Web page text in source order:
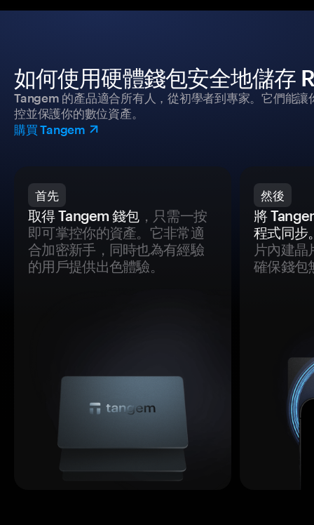
如何使用硬體錢包安全地儲存
Tangem 的產品適合所有人，從初學者到專家。它們能
控並保護你的數位資產。
購買 Tangem
首先
取得 Tangem 錢包，只需一按
即可掌控你的資產。它非常適
合加密新手，同時也為有經驗
的用戶提供出色體驗。
然後
將
程式同步
片內建晶
確保錢包